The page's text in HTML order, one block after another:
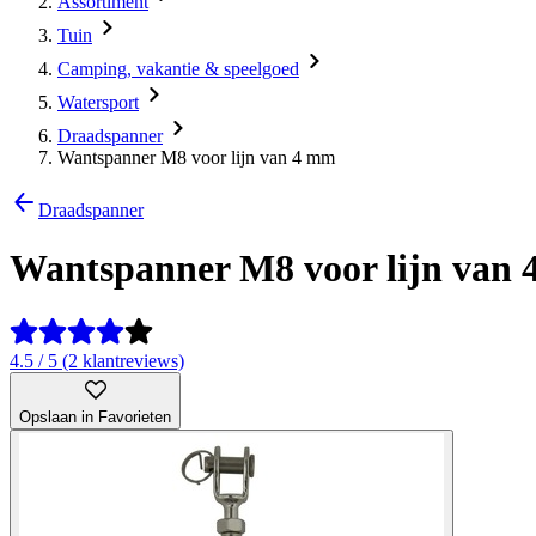
Tuin
Camping, vakantie & speelgoed
Watersport
Draadspanner
Wantspanner M8 voor lijn van 4 mm
Draadspanner
Wantspanner M8 voor lijn van
4.5 / 5 (2 klantreviews)
Opslaan in Favorieten